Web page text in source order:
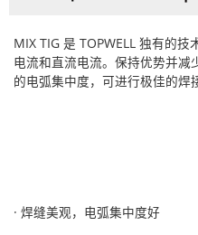
MIX TIG 是 TOPWELL 独有的
电流和直流电流。保持优势并减
的电弧集中度，可进行极佳的焊
· 焊缝美观，电弧集中度好